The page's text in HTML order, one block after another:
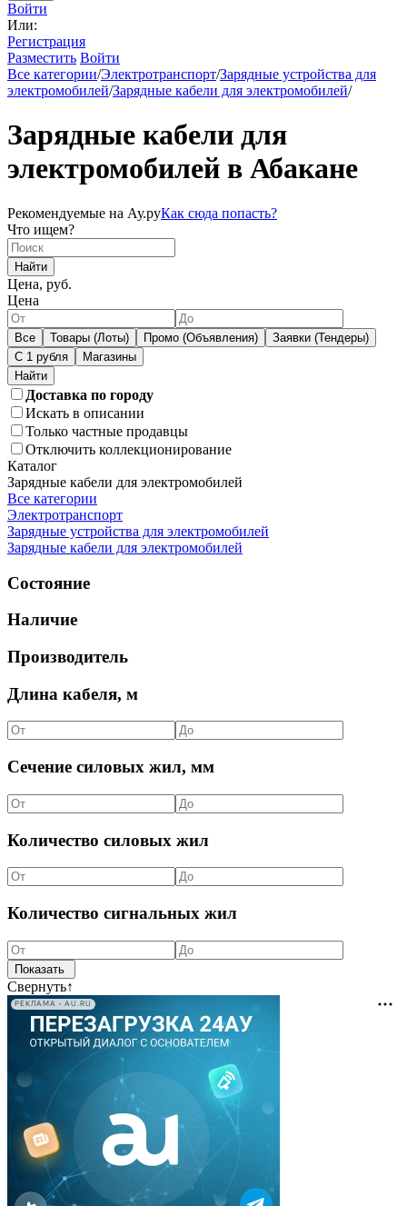
Войти
Или:
Регистрация
Разместить Войти
Все категории/Электротранспорт/Зарядные устройства для
электромобилей/Зарядные кабели для электромобилей/
Зарядные кабели для
электромобилей в Абакане
Рекомендуемые на Ау.руКак сюда попасть?
Что ищем?
Найти
Цена, руб.
Цена
Все Товары (Лоты) Промо (Объявления)
Заявки (Тендеры)
С 1 рубля
Магазины
Доставка по городу
Искать в описании
Только частные продавцы
Отключить коллекционирование
Каталог
Зарядные кабели для электромобилей
Все категории
Электротранспорт
Зарядные устройства для электромобилей
Зарядные кабели для электромобилей
Состояние
Наличие
Производитель
Длина кабеля, м
Сечение силовых жил, мм
Количество силовых жил
Количество сигнальных жил
Свернуть↑
РЕКЛАМА • AU.RU